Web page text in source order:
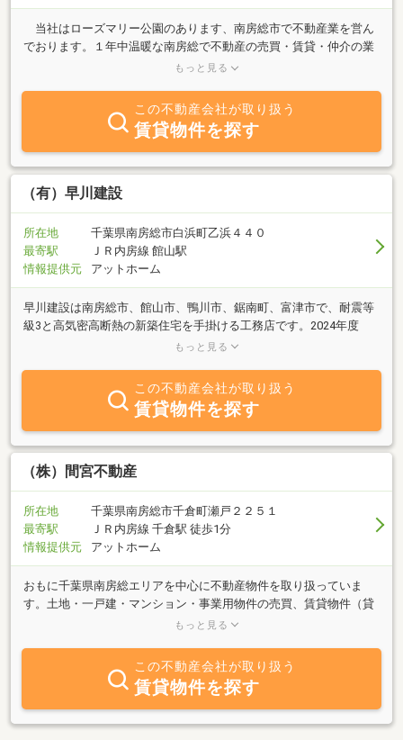
当社はローズマリー公園のあります、南房総市で不動産業を営ん
でおります。１年中温暖な南房総で不動産の売買・賃貸・仲介の業
務を行っております。海を眺め、そして家庭菜園を楽しむ、そんな
りお待ち致しております。又、グループ企業であります加藤建設株
式会社では、建築のご相談もお受け致します。豊富な情報の中か
ら、きっとあなたのご希望に添える物件がご案内できることと思っ
ております。
もっと見る
この不動産会社が取り扱う
賃貸物件を探す
（有）早川建設
所在地
千葉県南房総市白浜町乙浜４４０
最寄駅
ＪＲ内房線 館山駅
情報提供元
アットホーム
早川建設は南房総市、館山市、鴨川市、鋸南町、富津市で、耐震等
級3と高気密高断熱の新築住宅を手掛ける工務店です。2024年度
ZEHビルダー6つ星工務店として認定されています。家づくりの目線
もっと見る
この不動産会社が取り扱う
賃貸物件を探す
（株）間宮不動産
所在地
千葉県南房総市千倉町瀬戸２２５１
最寄駅
ＪＲ内房線 千倉駅 徒歩1分
情報提供元
アットホーム
おもに千葉県南房総エリアを中心に不動産物件を取り扱っていま
す。土地・一戸建・マンション・事業用物件の売買、賃貸物件（貸
家・マンション・アパートなど）の仲介、土地造成・土地管理など
ど幅広いご要望にお応えしています。ご購入・ご売却・お買い替
え・賃貸借などお問い合わせ下さい。店舗はＪＲ内房線 千倉駅前
にあります（駐車場あり）。
もっと見る
この不動産会社が取り扱う
賃貸物件を探す